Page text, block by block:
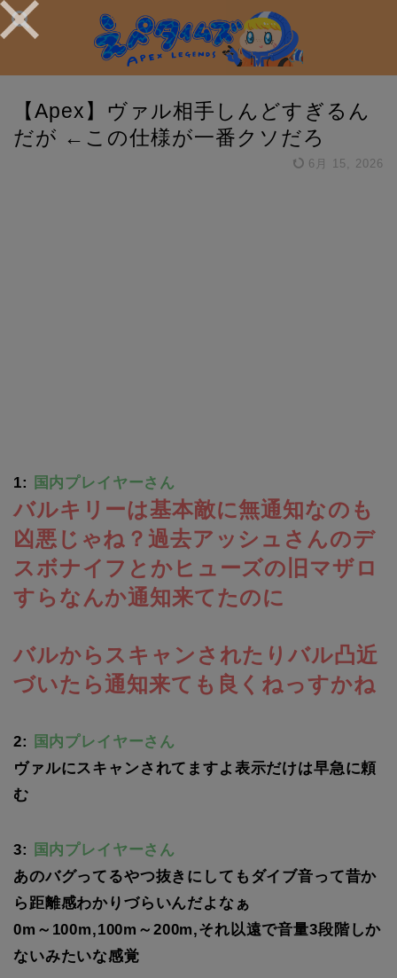
【Apex】ヴァル相手しんどすぎるん
だが ←この仕様が一番クソだろ
6月 15, 2026
1: 国内プレイヤーさん
バルキリーは基本敵に無通知なのも
凶悪じゃね？過去アッシュさんのデ
スボナイフとかヒューズの旧マザロ
すらなんか通知来てたのに
バルからスキャンされたりバル凸近
づいたら通知来ても良くねっすかね
2:
国内プレイヤーさん
ヴァルにスキャンされてますよ表示だけは早急に頼
む
3:
国内プレイヤーさん
あのバグってるやつ抜きにしてもダイブ音って昔か
ら距離感わかりづらいんだよなぁ
0m～100m,100m～200m,それ以遠で音量3段階しか
ないみたいな感覚